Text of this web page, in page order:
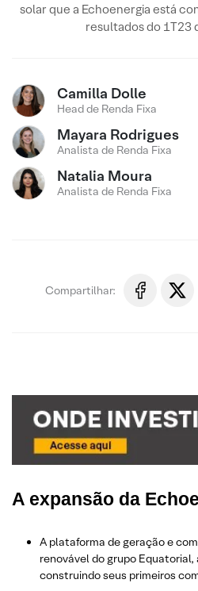
solar que a Echoenergia está
resultados do 1T23
Camilla Dolle
Head de Renda Fixa
Mayara Rodrigues
Analista de Renda Fixa
Natalia Moura
Analista de Renda Fixa
Compartilhar:
A expansão da
A plataforma de geração e
renovável do grupo Equatorial,
construindo seus primeiros